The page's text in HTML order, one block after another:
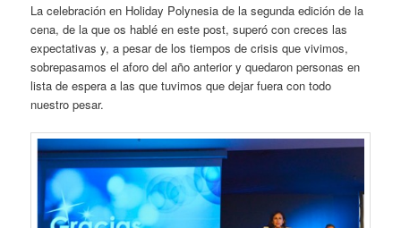
La celebración en Holiday Polynesia de la segunda edición de la
cena, de la que os hablé en este post, superó con creces las
expectativas y, a pesar de los tiempos de crisis que vivimos,
sobrepasamos el aforo del año anterior y quedaron personas en
lista de espera a las que tuvimos que dejar fuera con todo
nuestro pesar.